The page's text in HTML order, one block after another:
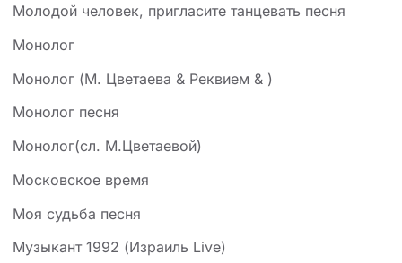
Молодой человек, пригласите танцевать песня
Монолог
Монолог (М. Цветаева & Реквием & )
Монолог песня
Монолог(сл. М.Цветаевой)
Московское время
Моя судьба песня
Музыкант 1992 (Израиль Live)